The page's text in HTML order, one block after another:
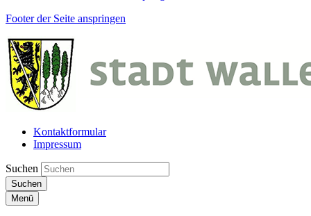
Footer der Seite anspringen
Kontaktformular
Impressum
Suchen
Suchen
Menü